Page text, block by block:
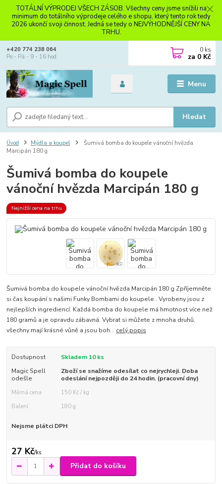
TOTÁLNÍ VÝPRODEJ VŠECH ZÁSOB. Všechny ceny jsme snížili na
minimum do totálního výprodeje celého e shopu, který tento rok tedy
2026 ukončí svoji činnost. Jedná se tedy o NEJVÝHODNĚJŠÍ CENY NA
TRHU.
Menu
Hledat
+420 774 238 064
Po - Pá - 9 - 16 hod.
0 ks
za 0 Kč
Úvod Mýdla a koupel
Šumivá bomba do koupele vánoční hvězda
Marcipán 180 g
Šumivá bomba do koupele
vánoční hvězda Marcipán 180 g
Nejnižší cena na trhu
Šumivá bomba do koupele vánoční hvězda Marcipán 180 g Zpříjemněte
si čas koupání s našimi Funky Bombami do koupele . Vyrobeny jsou z
nejlepších ingrediencí. Každá bomba do koupele má hmotnost více než
180 gramů a je opravdu zábavná. Vybrat si můžete z mnoha druhů,
všechny mají krásné vůně a jsou boh... celý popis
Dostupnost
Skladem 10 ks
Magic Spell
odešle
Zboží se snažíme odesílat co nejrychleji. Doba
odeslání nejpozději do 24 hodin. (pracovní dny)
Měrná cena
150 Kč / kg
Balení
180 g
Nejsme plátci DPH
27 Kč/ks
Přidat do košíku